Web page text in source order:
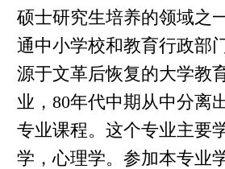
硕士研究生培养的领域之
通中小学校和教育行政部
源于文革后恢复的大学教
业， 80年代中期从中分离
专业课程。这个专业主要
学，心理学。参加本专业